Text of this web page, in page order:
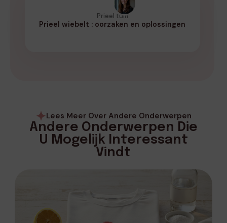
Prieel tuin
Prieel wiebelt : oorzaken en oplossingen
Lees Meer Over Andere Onderwerpen
Andere Onderwerpen Die
U Mogelijk Interessant
Vindt